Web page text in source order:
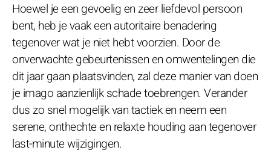
Hoewel je een gevoelig en zeer liefdevol persoon
bent, heb je vaak een autoritaire benadering
tegenover wat je niet hebt voorzien. Door de
onverwachte gebeurtenissen en omwentelingen die
dit jaar gaan plaatsvinden, zal deze manier van doen
je imago aanzienlijk schade toebrengen. Verander
dus zo snel mogelijk van tactiek en neem een
serene, onthechte en relaxte houding aan tegenover
last-minute wijzigingen.